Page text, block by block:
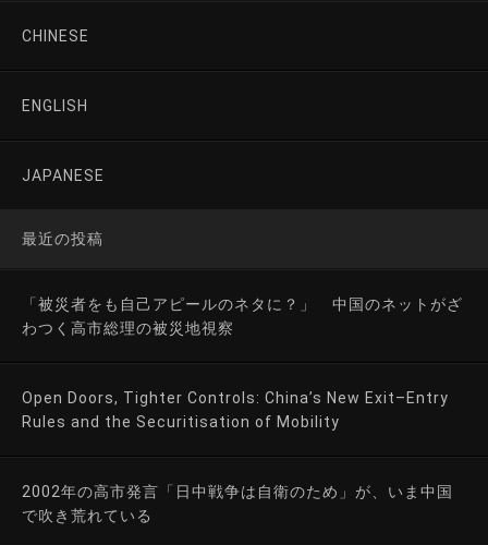
CHINESE
ENGLISH
JAPANESE
最近の投稿
「被災者をも自己アピールのネタに？」 中国のネットがざ
わつく高市総理の被災地視察
Open Doors, Tighter Controls: China’s New Exit–Entry
Rules and the Securitisation of Mobility
2002年の高市発言「日中戦争は自衛のため」が、いま中国
で吹き荒れている